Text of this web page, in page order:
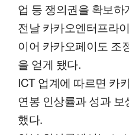
업 등 쟁의권을 확보하
전날 카카오엔터프라
이어 카카오페이도 조
을 얻게 됐다.
ICT 업계에 따르면 카
연봉 인상률과 성과
했다.